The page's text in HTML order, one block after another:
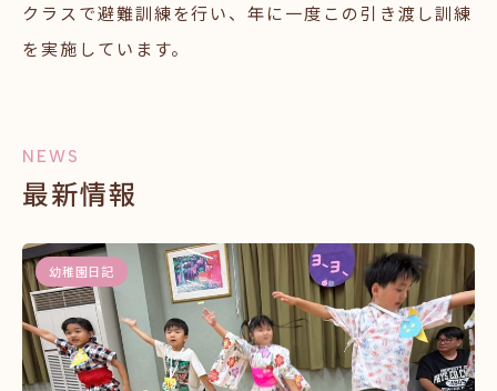
クラスで避難訓練を行い、年に一度この引き渡し訓練
を実施しています。
NEWS
最新情報
幼稚園日記